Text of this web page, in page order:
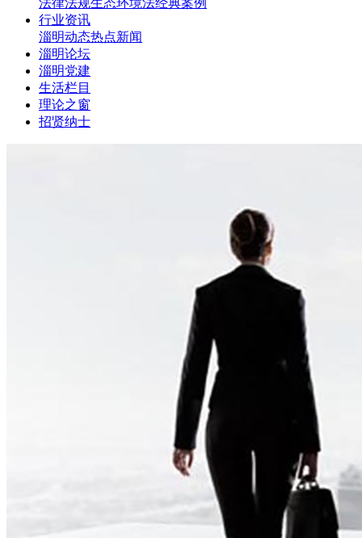
法律法规生态环境法经典案例
行业资讯
淄明动态热点新闻
淄明论坛
淄明党建
生活栏目
理论之窗
招贤纳士